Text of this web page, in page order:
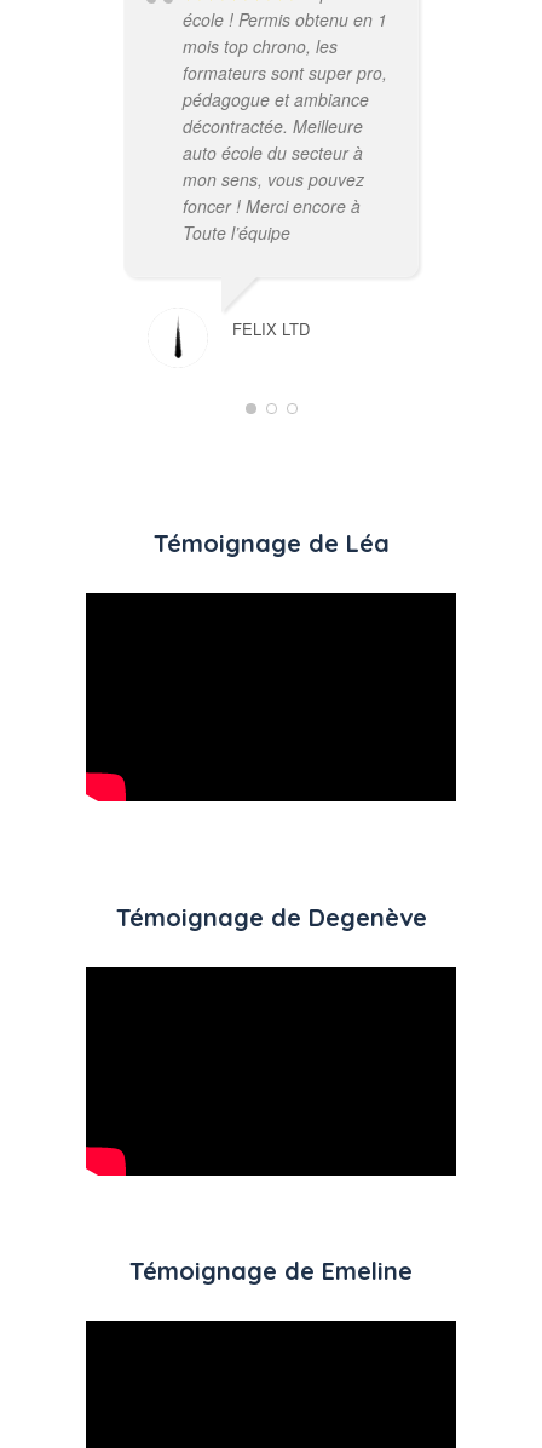
école ! Permis obtenu en 1
mois top chrono, les
formateurs sont super pro,
pédagogue et ambiance
décontractée. Meilleure
auto école du secteur à
mon sens, vous pouvez
foncer ! Merci encore à
Toute l’équipe
FELIX LTD
Témoignage de Léa
Témoignage de Degenève
Témoignage de Emeline